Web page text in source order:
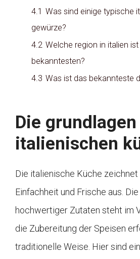
4.1 Was sind einige typische
gewürze?
4.2 Welche region in italien
bekanntesten?
4.3 Was ist das bekannteste
Die
italienischen
Die italienische Küche
Einfachheit und Frische aus.
hochwertiger Zutaten steht im
die Zubereitung der Speisen
traditionelle Weise. Hier sind